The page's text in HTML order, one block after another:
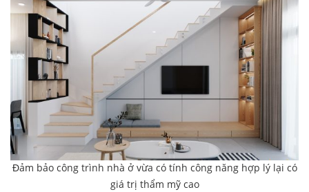
Đảm bảo công trình nhà ở vừa có tính công năng hợp lý lại có
giá trị thẩm mỹ cao